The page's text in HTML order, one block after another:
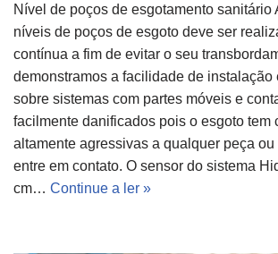
Nível de poços de esgotamento sanitário
níveis de poços de esgoto deve ser
contínua a fim de evitar o seu
demonstramos a facilidade de instalação
sobre sistemas com partes móveis e
facilmente danificados pois o esgoto tem
altamente agressivas a qualquer peça
entre em contato. O sensor do sistema
cm… Continue a ler »